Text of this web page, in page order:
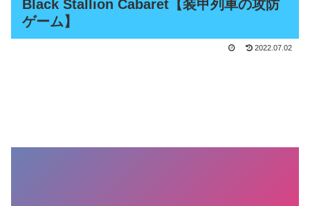
Black Stallion Cabaret【装甲列車の攻防
ゲーム】
2022.07.02